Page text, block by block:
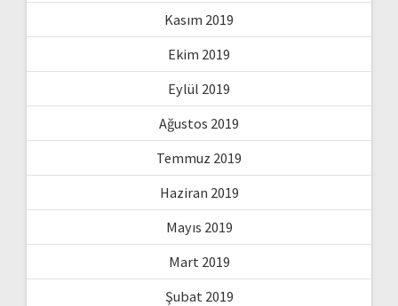
Kasım 2019
Ekim 2019
Eylül 2019
Ağustos 2019
Temmuz 2019
Haziran 2019
Mayıs 2019
Mart 2019
Şubat 2019